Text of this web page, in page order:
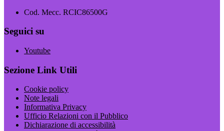
Cod. Mecc. RCIC86500G
Seguici su
Youtube
Sezione Link Utili
Cookie policy
Note legali
Informativa Privacy
Ufficio Relazioni con il Pubblico
Dichiarazione di accessibilità